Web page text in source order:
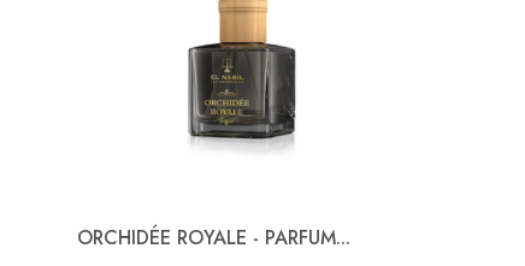
ORCHIDÉE ROYALE - PARFUM...